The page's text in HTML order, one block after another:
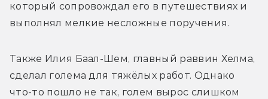
который сопровождал его в путешествиях и
выполнял мелкие несложные поручения.
Также Илия Баал-Шем, главный раввин Хелма,
сделал голема для тяжёлых работ. Однако
что-то пошло не так, голем вырос слишком